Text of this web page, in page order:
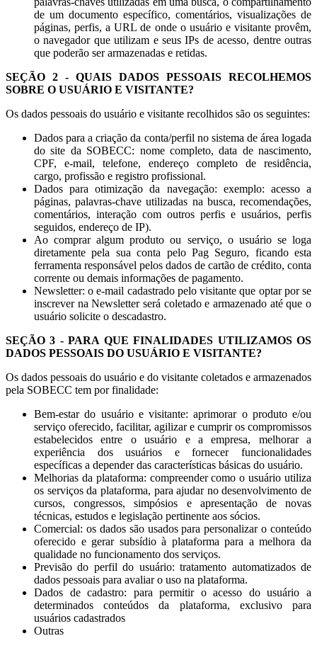
de um documento específico, comentários, visualizações de
páginas, perfis, a URL de onde o usuário e visitante provêm,
o navegador que utilizam e seus IPs de acesso, dentre outras
que poderão ser armazenadas e retidas.
SEÇÃO 2 - QUAIS DADOS PESSOAIS RECOLHEMOS
SOBRE O USUÁRIO E VISITANTE?
Os dados pessoais do usuário e visitante recolhidos são os seguintes:
Dados para a criação da conta/perfil no sistema de área logada
do site da SOBECC: nome completo, data de nascimento,
CPF, e-mail, telefone, endereço completo de residência,
cargo, profissão e registro profissional.
Dados para otimização da navegação: exemplo: acesso a
páginas, palavras-chave utilizadas na busca, recomendações,
comentários, interação com outros perfis e usuários, perfis
seguidos, endereço de IP).
Ao comprar algum produto ou serviço, o usuário se loga
diretamente pela sua conta pelo Pag Seguro, ficando esta
ferramenta responsável pelos dados de cartão de crédito, conta
corrente ou demais informações de pagamento.
Newsletter: o e-mail cadastrado pelo visitante que optar por se
inscrever na Newsletter será coletado e armazenado até que o
usuário solicite o descadastro.
SEÇÃO 3 - PARA QUE FINALIDADES UTILIZAMOS OS
DADOS PESSOAIS DO USUÁRIO E VISITANTE?
Os dados pessoais do usuário e do visitante coletados e armazenados
pela SOBECC tem por finalidade:
Bem-estar do usuário e visitante: aprimorar o produto e/ou
serviço oferecido, facilitar, agilizar e cumprir os compromissos
estabelecidos entre o usuário e a empresa, melhorar a
experiência dos usuários e fornecer funcionalidades
específicas a depender das características básicas do usuário.
Melhorias da plataforma: compreender como o usuário utiliza
os serviços da plataforma, para ajudar no desenvolvimento de
cursos, congressos, simpósios e apresentação de novas
técnicas, estudos e legislação pertinente aos sócios.
Comercial: os dados são usados para personalizar o conteúdo
oferecido e gerar subsídio à plataforma para a melhora da
qualidade no funcionamento dos serviços.
Previsão do perfil do usuário: tratamento automatizados de
dados pessoais para avaliar o uso na plataforma.
Dados de cadastro: para permitir o acesso do usuário a
determinados conteúdos da plataforma, exclusivo para
usuários cadastrados
Outras